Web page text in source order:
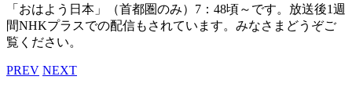
「おはよう日本」（首都圏のみ）7：48頃～です。放送後1週
間NHKプラスでの配信もされています。みなさまどうぞご
覧ください。
PREV NEXT